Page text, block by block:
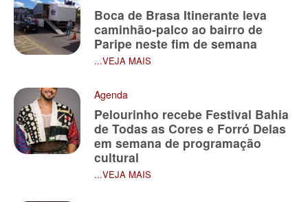
Boca de Brasa Itinerante leva
caminhão-palco ao bairro de
Paripe neste fim de semana
...VEJA MAIS
Agenda
Pelourinho recebe Festival Bahia
de Todas as Cores e Forró Delas
em semana de programação
cultural
...VEJA MAIS